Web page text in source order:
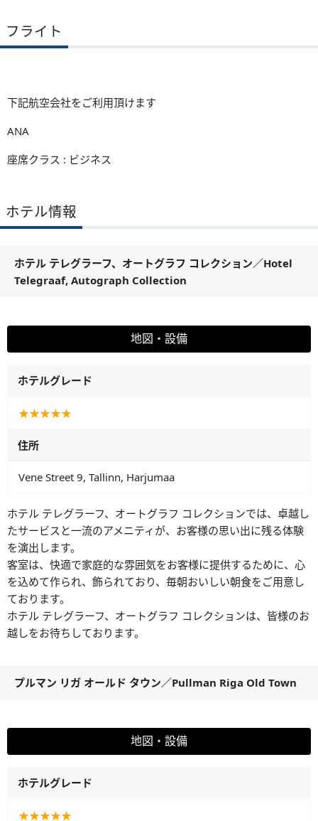
フライト
下記航空会社をご利用頂けます
ANA
座席クラス : ビジネス
ホテル情報
ホテル テレグラーフ、オートグラフ コレクション／Hotel
Telegraaf, Autograph Collection
地図・設備
ホテルグレード
★★★★★
住所
Vene Street 9, Tallinn, Harjumaa
ホテル テレグラーフ、オートグラフ コレクションでは、卓越し
たサービスと一流のアメニティが、お客様の思い出に残る体験
を演出します。
客室は、快適で家庭的な雰囲気をお客様に提供するために、心
を込めて作られ、飾られており、毎朝おいしい朝食をご用意し
ております。
ホテル テレグラーフ、オートグラフ コレクションは、皆様のお
越しをお待ちしております。
プルマン リガ オールド タウン／Pullman Riga Old Town
地図・設備
ホテルグレード
★★★★★